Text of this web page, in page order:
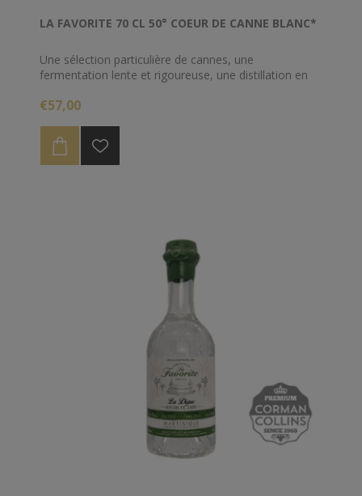
LA FAVORITE 70 CL 50° COEUR DE CANNE BLANC*
Une sélection particulière de cannes, une
fermentation lente et rigoureuse, une distillation en
pour un concentré de douceur… Des arômes de
réussi ! A déguster sec, ou en ti punch, accompagné
d’un peu de sucre de canne, et d’un zeste de citron
vert.
€57,00